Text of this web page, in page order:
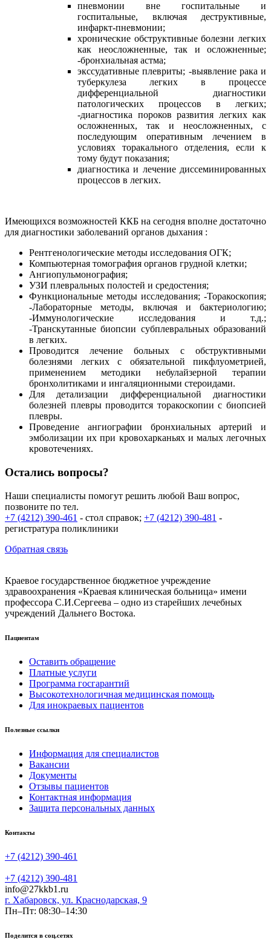
пневмонии вне госпитальные и
госпитальные, включая деструктивные,
инфаркт-пневмонии;
хронические обструктивные болезни легких
как неосложненные, так и осложненные;
-бронхиальная астма;
экссудативные плевриты; -выявление рака и
туберкулеза легких в процессе
дифференциальной диагностики
патологических процессов в легких;
-диагностика пороков развития легких как
осложненных, так и неосложненных, с
последующим оперативным лечением в
условиях торакального отделения, если к
тому будут показания;
диагностика и лечение диссеминированных
процессов в легких.
Имеющихся возможностей ККБ на сегодня вполне достаточно
для диагностики заболеваний органов дыхания :
Рентгенологические методы исследования ОГК;
Компьютерная томография органов грудной клетки;
Ангиопульмонография;
УЗИ плевральных полостей и средостения;
Функциональные методы исследования; -Торакоскопия;
-Лабораторные методы, включая и бактериологию;
-Иммунологические исследования и т.д.;
-Транскутанные биопсии субплевральных образований
в легких.
Проводится лечение больных с обструктивными
болезнями легких с обязательной пикфлуометрией,
применением методики небулайзерной терапии
бронхолитиками и ингаляционными стероидами.
Для детализации дифференциальной диагностики
болезней плевры проводится торакоскопии с биопсией
плевры.
Проведение ангиографии бронхиальных артерий и
эмболизации их при кровохарканьях и малых легочных
кровотечениях.
Остались вопросы?
Наши специалисты помогут решить любой Ваш вопрос,
позвоните по тел.
+7 (4212) 390-461 - стол справок; +7 (4212) 390-481 -
регистратура поликлиники
Обратная связь
Краевое государственное бюджетное учреждение
здравоохранения «Краевая клиническая больница» имени
профессора С.И.Сергеева – одно из старейших лечебных
учреждений Дальнего Востока.
Пациентам
Оставить обращение
Платные услуги
Программа госгарантий
Высокотехнологичная медицинская помощь
Для инокраевых пациентов
Полезные ссылки
Информация для специалистов
Вакансии
Документы
Отзывы пациентов
Контактная информация
Защита персональных данных
Контакты
+7 (4212) 390-461
+7 (4212) 390-481
info@27kkb1.ru
г. Хабаровск, ул. Краснодарская, 9
Пн–Пт: 08:30–14:30
Поделится в соц.сетях